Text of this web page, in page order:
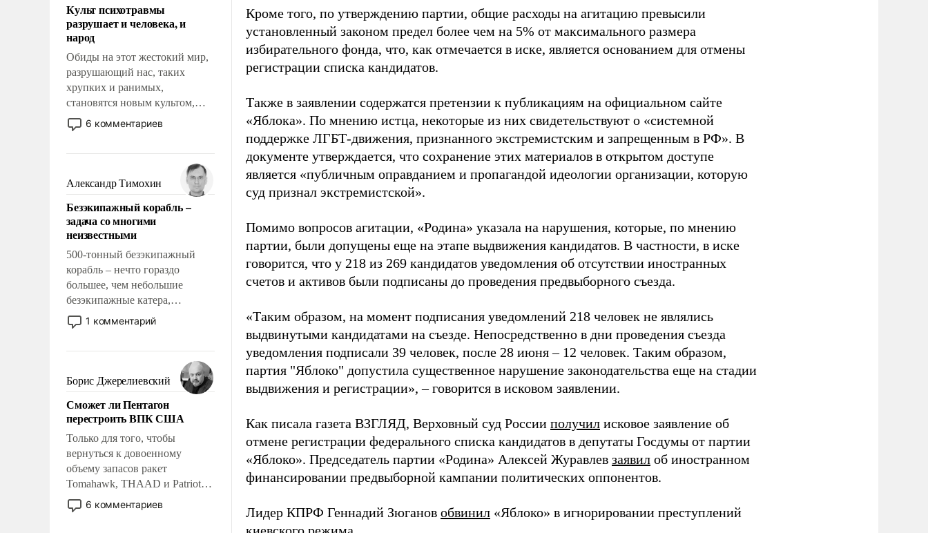
Культ психотравмы
разрушает и человека, и
народ
Обиды на этот жестокий мир,
разрушающий нас, таких
хрупких и ранимых,
становятся новым культом,
постепенно вытесняя и
отменяя традиционное
мужественным и твердым под
ударами судьбы, брать на себя
ответственность, помогать
слабым, идти вперед и
адаптироваться.
6 комментариев
Александр Тимохин
Безэкипажный корабль –
задача со многими
неизвестными
500-тонный безэкипажный
корабль – нечто гораздо
большее, чем небольшие
безэкипажные катера,
применение которых уже
стало обыденностью. Задача по
сложна и амбициозна. Однако
и ее реализация радикально
поднимет наши боевые
возможности.
1 комментарий
Борис Джерелиевский
Сможет ли Пентагон
перестроить ВПК США
Только для того, чтобы
вернуться к довоенному
объему запасов ракет
Tomahawk, THAAD и Patriot
США потребуется более трех
лет. Даже небольшая война с
6 комментариев
Кроме того, по утверждению партии, общие расходы на агитацию превысили
установленный законом предел более чем на 5% от максимального размера
избирательного фонда, что, как отмечается в иске, является основанием для отмены
регистрации списка кандидатов.
Также в заявлении содержатся претензии к публикациям на официальном сайте
«Яблока». По мнению истца, некоторые из них свидетельствуют о «системной
поддержке ЛГБТ-движения, признанного экстремистским и запрещенным в РФ». В
документе утверждается, что сохранение этих материалов в открытом доступе
является «публичным оправданием и пропагандой идеологии организации, которую
суд признал экстремистской».
Помимо вопросов агитации, «Родина» указала на нарушения, которые, по мнению
партии, были допущены еще на этапе выдвижения кандидатов. В частности, в иске
говорится, что у 218 из 269 кандидатов уведомления об отсутствии иностранных
счетов и активов были подписаны до проведения предвыборного съезда.
«Таким образом, на момент подписания уведомлений 218 человек не являлись
выдвинутыми кандидатами на съезде. Непосредственно в дни проведения съезда
уведомления подписали 39 человек, после 28 июня – 12 человек. Таким образом,
партия "Яблоко" допустила существенное нарушение законодательства еще на стадии
выдвижения и регистрации», – говорится в исковом заявлении.
Как писала газета ВЗГЛЯД, Верховный суд России получил исковое заявление об
отмене регистрации федерального списка кандидатов в депутаты Госдумы от партии
«Яблоко». Председатель партии «Родина» Алексей Журавлев заявил об иностранном
финансировании предвыборной кампании политических оппонентов.
Лидер КПРФ Геннадий Зюганов обвинил «Яблоко» в игнорировании преступлений